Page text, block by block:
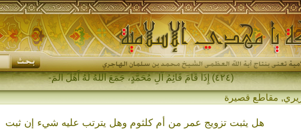
(٤٢٤) إِذَا قَامَ قَائِمُ آلِ مُحَمَّدٍ، جَمَعَ اللهُ لَهُ أَهْلَ المَشْرِقِ _
,مقاطع قصيرة
هل يثبت تزويج عمر من أم كلثوم وهل يترتب عليه شيء إن ثبت